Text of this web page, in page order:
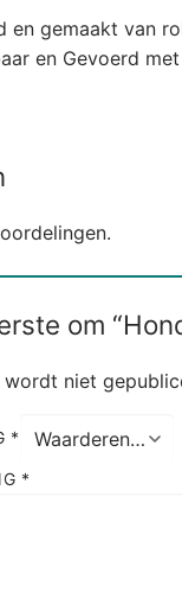
en gemaakt van
en Gevoerd
om
niet
*
*